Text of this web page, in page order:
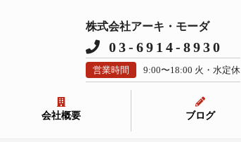
株式会社アーキ・モーダ
03-6914-8930
営業時間 9:00〜18:00 火・水定休
会社概要 ブログ